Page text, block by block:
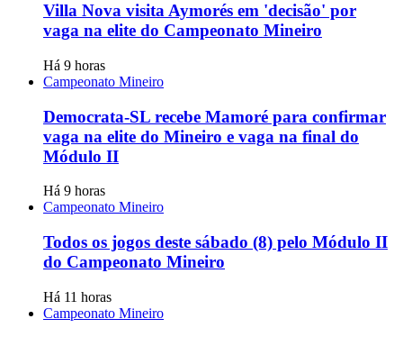
Villa Nova visita Aymorés em 'decisão' por
vaga na elite do Campeonato Mineiro
Há 9 horas
Campeonato Mineiro
Democrata-SL recebe Mamoré para confirmar
vaga na elite do Mineiro e vaga na final do
Módulo II
Há 9 horas
Campeonato Mineiro
Todos os jogos deste sábado (8) pelo Módulo II
do Campeonato Mineiro
Há 11 horas
Campeonato Mineiro